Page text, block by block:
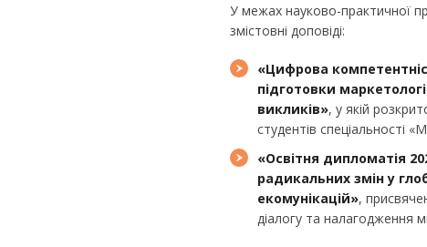
У межах науково-практичної
змістовні доповіді:
«Цифрова
підготовки
викликів», у якій
студентів спеціальності
«Освітня дипломатія
радикальних змін у
екомунікацій»,
діалогу та налагодження